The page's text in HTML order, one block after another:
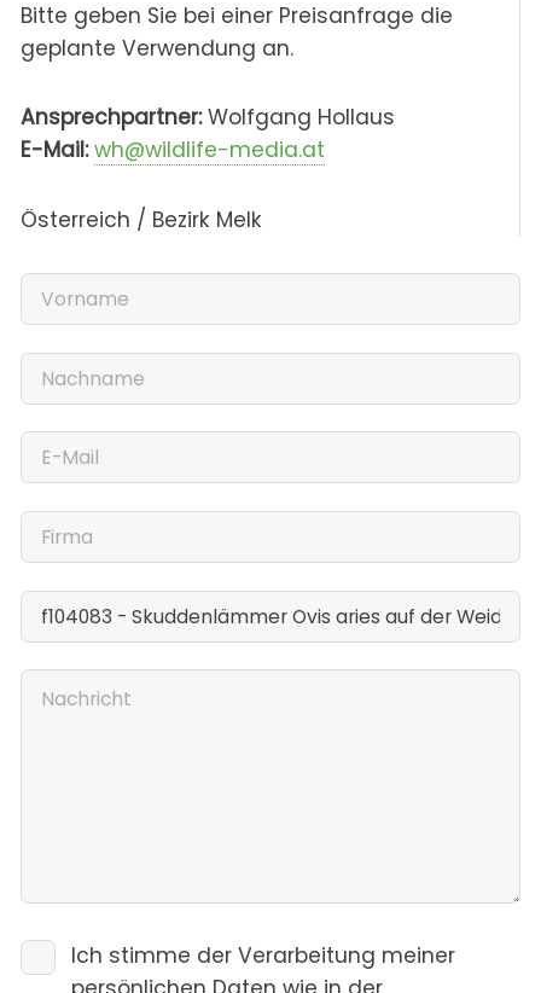
Bitte geben Sie bei einer Preisanfrage die
geplante Verwendung an.
Ansprechpartner:Wolfgang Hollaus
E-Mail: wh@wildlife-media.at
Österreich / Bezirk Melk
Ich stimme der Verarbeitung meiner